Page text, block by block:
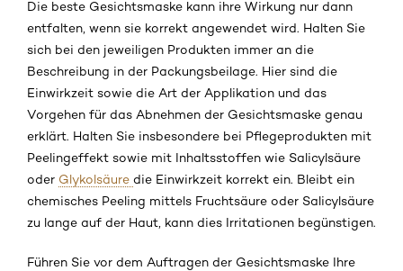
Die beste Gesichtsmaske kann ihre Wirkung nur dann
entfalten, wenn sie korrekt angewendet wird. Halten Sie
sich bei den jeweiligen Produkten immer an die
Beschreibung in der Packungsbeilage. Hier sind die
Einwirkzeit sowie die Art der Applikation und das
Vorgehen für das Abnehmen der Gesichtsmaske genau
erklärt. Halten Sie insbesondere bei Pflegeprodukten mit
Peelingeffekt sowie mit Inhaltsstoffen wie Salicylsäure
oder Glykolsäure die Einwirkzeit korrekt ein. Bleibt ein
chemisches Peeling mittels Fruchtsäure oder Salicylsäure
zu lange auf der Haut, kann dies Irritationen begünstigen.
Führen Sie vor dem Auftragen der Gesichtsmaske Ihre